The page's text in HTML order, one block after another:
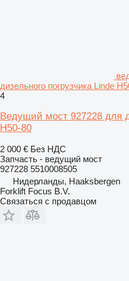
дизельного погрузчика Linde
4
Ведущий мост 927228 для
H50-80
2 000 € Без НДС
Запчасть - ведущий мост
927228 5510008505
Нидерланды, Haaksbergen
Forklift Focus B.V.
Связаться с продавцом